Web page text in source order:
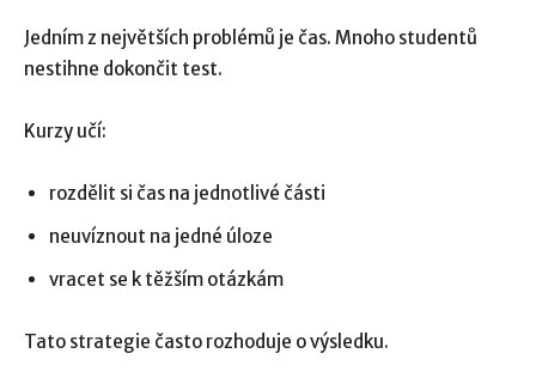
Jedním z největších problémů je čas. Mnoho studentů
nestihne dokončit test.
Kurzy učí:
rozdělit si čas na jednotlivé části
neuvíznout na jedné úloze
vracet se k těžším otázkám
Tato strategie často rozhoduje o výsledku.